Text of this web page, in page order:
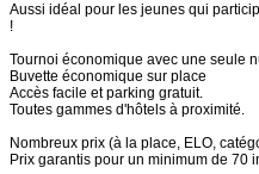
Aussi idéal pour les jeunes qui
!
Tournoi économique avec une seule
Buvette économique sur place
Accès facile et parking gratuit.
Toutes gammes d'hôtels à proximité.
Nombreux prix (à la place, ELO,
Prix garantis pour un minimum de 70